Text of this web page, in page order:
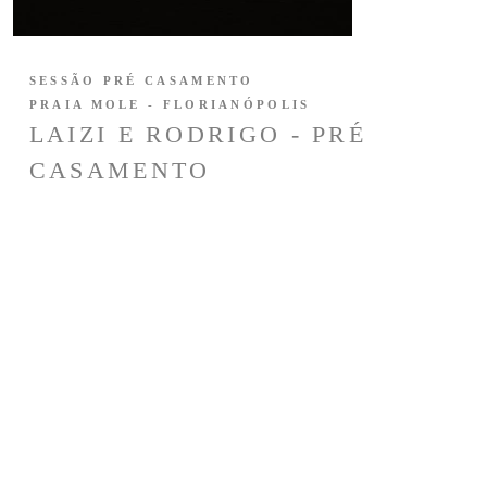
LAIZI E RODRIGO - PRÉ
CASAMENTO
SESSÃO PRÉ CASAMENTO
PRAIA MOLE - FLORIANÓPOLIS